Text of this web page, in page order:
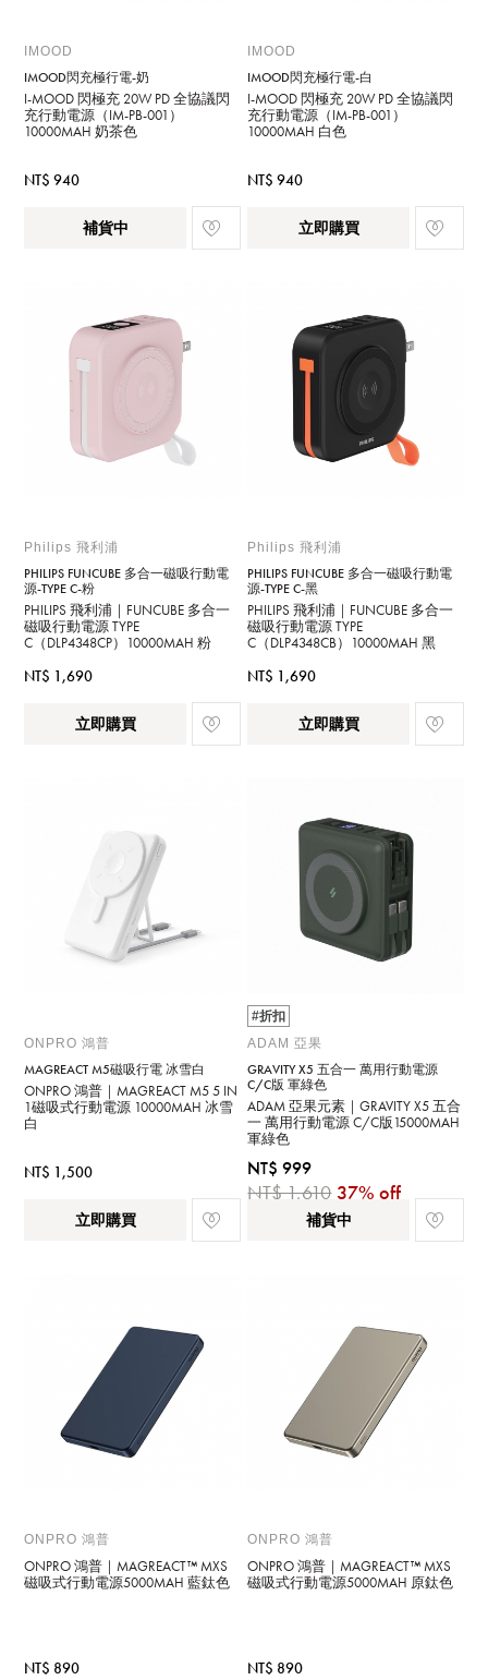
IMOOD
IMOOD閃充極行電-奶
I-MOOD 閃極充 20W PD 全協議閃
充行動電源（IM-PB-001）
10000MAH 奶茶色
NT$ 940
補貨中
IMOOD
IMOOD閃充極行電-白
I-MOOD 閃極充 20W PD 全協議閃
充行動電源（IM-PB-001）
10000MAH 白色
NT$ 940
立即購買
Philips 飛利浦
PHILIPS FUNCUBE 多合一磁吸行動電
源-TYPE C-粉
PHILIPS 飛利浦｜FUNCUBE 多合一
磁吸行動電源 TYPE
C（DLP4348CP）10000MAH 粉
NT$ 1,690
立即購買
Philips 飛利浦
PHILIPS FUNCUBE 多合一磁吸行動電
源-TYPE C-黑
PHILIPS 飛利浦｜FUNCUBE 多合一
磁吸行動電源 TYPE
C（DLP4348CB）10000MAH 黑
NT$ 1,690
立即購買
ONPRO 鴻普
MAGREACT M5磁吸行電 冰雪白
ONPRO 鴻普｜MAGREACT M5 5 IN
1磁吸式行動電源 10000MAH 冰雪
白
NT$ 1,500
立即購買
#折扣
ADAM 亞果
GRAVITY X5 五合一 萬用行動電源
C/C版 軍綠色
ADAM 亞果元素｜GRAVITY X5 五合
一 萬用行動電源 C/C版15000MAH
軍綠色
NT$ 999
NT$ 1,610 37% off
補貨中
ONPRO 鴻普
ONPRO 鴻普｜MAGREACT™ MXS
磁吸式行動電源5000MAH 藍鈦色
NT$ 890
ONPRO 鴻普
ONPRO 鴻普｜MAGREACT™ MXS
磁吸式行動電源5000MAH 原鈦色
NT$ 890